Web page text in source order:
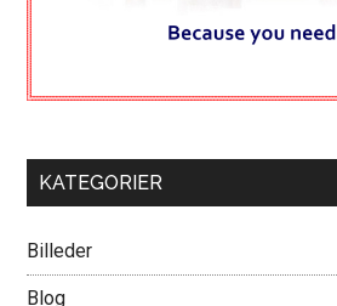
KATEGORIER
Billeder
Blog